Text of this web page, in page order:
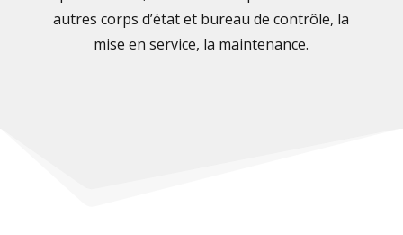
autres corps d’état et bureau de contrôle, la
mise en service, la maintenance.